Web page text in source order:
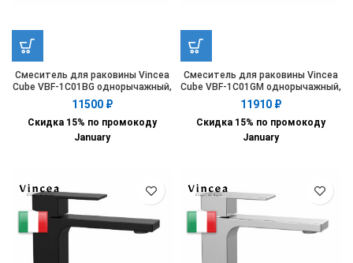
Смеситель для раковины Vincea
Cube VBF-1C01BG однорычажный,
золото матовое
11500 ₽
Скидка 15% по промокоду
January
Смеситель для раковины Vincea
Cube VBF-1C01GM однорычажный,
вороненая сталь
11910 ₽
Скидка 15% по промокоду
January